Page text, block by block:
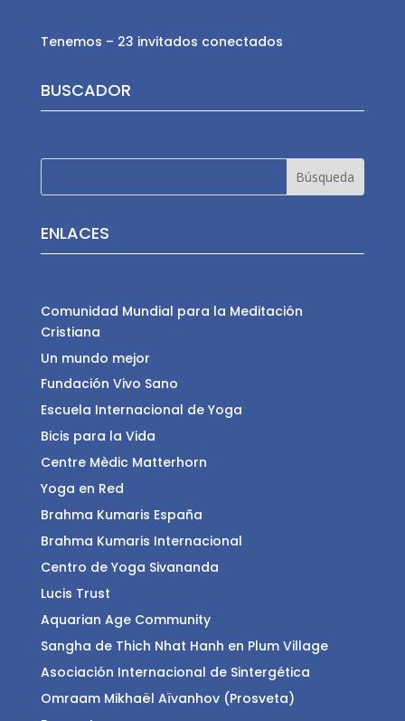
Tenemos – 23 invitados conectados
BUSCADOR
ENLACES
Comunidad Mundial para la Meditación
Cristiana
Un mundo mejor
Fundación Vivo Sano
Escuela Internacional de Yoga
Bicis para la Vida
Centre Mèdic Matterhorn
Yoga en Red
Brahma Kumaris España
Brahma Kumaris Internacional
Centro de Yoga Sivananda
Lucis Trust
Aquarian Age Community
Sangha de Thich Nhat Hanh en Plum Village
Asociación Internacional de Sintergética
Omraam Mikhaël Aïvanhov (Prosveta)